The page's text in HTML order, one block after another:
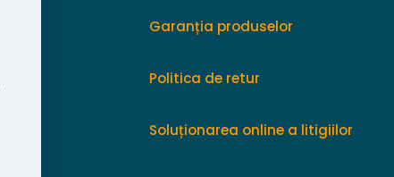
Garanția produselor
Politica de retur
Soluționarea online a litigiilor